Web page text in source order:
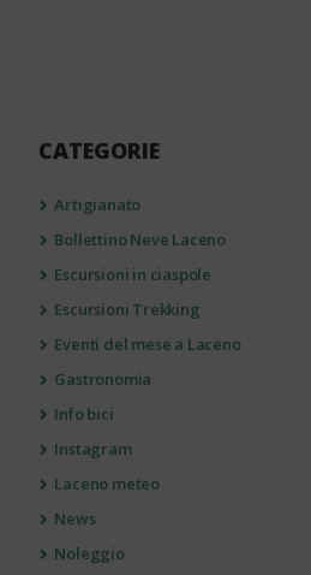
CATEGORIE
Artigianato
Bollettino Neve Laceno
Escursioni in ciaspole
Escursioni Trekking
Eventi del mese a Laceno
Gastronomia
Info bici
Instagram
Laceno meteo
News
Noleggio